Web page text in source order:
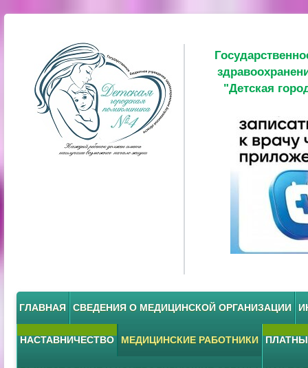
"Детская
ГЛАВНАЯ СВЕДЕНИЯ О МЕДИЦИНСКОЙ ОРГАНИЗАЦИИ
НАСТАВНИЧЕСТВО МЕДИЦИНСКИЕ РАБОТНИКИ